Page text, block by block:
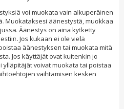
voi muokata vain alkuperäinen
Muokataksesi äänestystä, muokkaa
Äänestys on aina kytketty
Jos kukaan ei ole vielä
äänestyksen tai muokata mitä
Jos käyttäjät ovat kuitenkin jo
ylläpitäjät voivat muokata tai poistaa
vaihtamisen kesken